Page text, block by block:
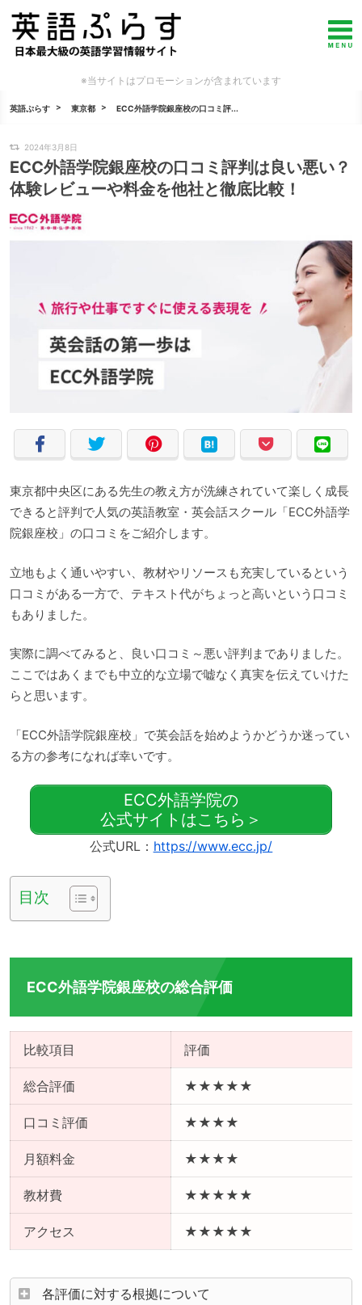
※当サイトはプロモーションが含まれています
英語ぷらす 東京都 ECC外語学院銀座校の口コミ評...
2024年3月8日
ECC外語学院銀座校の口コミ評判は良い悪い？
体験レビューや料金を他社と徹底比較！
東京都中央区にある先生の教え方が洗練されていて楽しく成長
できると評判で人気の英語教室・英会話スクール「ECC外語学
院銀座校」の口コミをご紹介します。
立地もよく通いやすい、教材やリソースも充実しているという
口コミがある一方で、テキスト代がちょっと高いという口コミ
もありました。
実際に調べてみると、良い口コミ～悪い評判までありました。
ここではあくまでも中立的な立場で嘘なく真実を伝えていけた
らと思います。
「ECC外語学院銀座校」で英会話を始めようかどうか迷ってい
る方の参考になれば幸いです。
ECC外語学院の
公式サイトはこちら＞
公式URL： https://www.ecc.jp/
目次
ECC外語学院銀座校の総合評価
比較項目 評価
総合評価 ★★★★★
口コミ評価 ★★★★
月額料金 ★★★★
教材費 ★★★★★
アクセス ★★★★★
各評価に対する根拠について